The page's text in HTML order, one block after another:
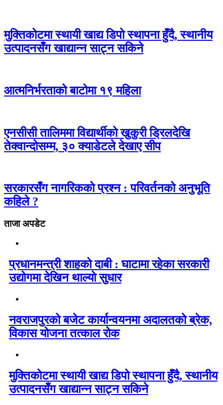
मुक्तिकोटमा स्थायी खाद्य डिपो स्थापना हुँदै, स्थानीय
उत्पादनसँग खाद्यान्न साट्न सकिने
आत्मनिर्भरताको बाटोमा १९ महिला
एनसीसी तालिममा विद्यार्थीको खुकुरी ड्रिलदेखि
तेक्वान्दोसम्म, ३० क्याडेटले देखाए सीप
सरकारसँग नागरिकको प्रश्न : परिवर्तनको अनुभूति
कहिले ?
ताजा अपडेट
प्रधानमन्त्री शाहको दाबी : घाटामा रहेका सरकारी
उद्योगमा देखिन थाल्यो सुधार
नवराजपुरको बजेट कार्यान्वयनमा अदालतको ब्रेक,
विकास योजना तत्काल रोक
मुक्तिकोटमा स्थायी खाद्य डिपो स्थापना हुँदै, स्थानीय
उत्पादनसँग खाद्यान्न साट्न सकिने